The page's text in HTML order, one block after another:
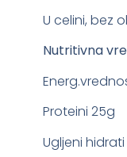
U celini, bez
Nutritivna
Proteini 25g
Ugljeni